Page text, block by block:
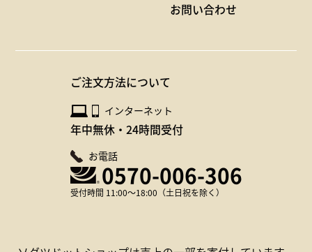
お問い合わせ
ご注文方法について
インターネット
年中無休・24時間受付
お電話
0570-006-306
受付時間 11:00～18:00（土日祝を除く）